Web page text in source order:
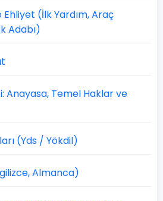
Ehliyet (İlk Yardım, Araç
Adabı)
Anayasa, Temel Haklar ve
(Yds / Yökdil)
Almanca)